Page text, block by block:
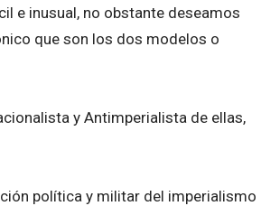
e inusual, no obstante deseamos
que son los dos modelos o
y Antimperialista de ellas,
política y militar del imperialismo